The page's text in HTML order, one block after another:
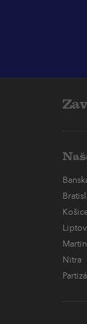
Martin
Nitra